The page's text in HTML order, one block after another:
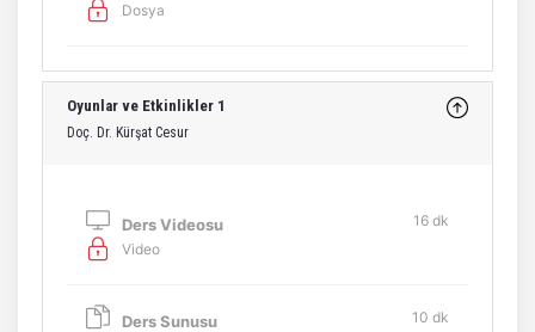
Dosya
Oyunlar ve Etkinlikler 1
Doç. Dr. Kürşat Cesur
Ders Videosu
Video
16 dk
Ders Sunusu 10 dk